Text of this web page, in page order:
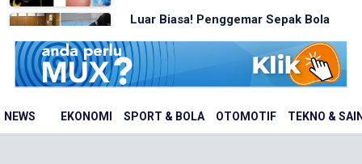
NEWS EKONOMI SPORT & BOLA OTOMOTIF TEKNO &
Luar Biasa! Penggemar Sepak Bola
Juggling...
Nusantaratv.com - 01 Januari 1970